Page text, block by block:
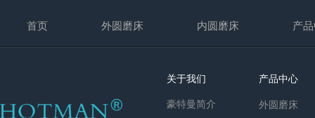
首页 外圆磨床 内圆磨床 产
关于我们
豪特曼简介
产品中心
外圆磨床